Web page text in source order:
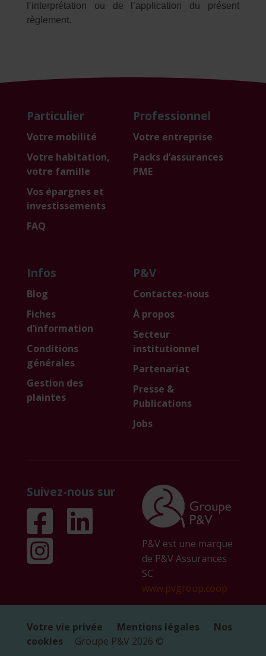
l’interprétation ou de l’application du présent
règlement.
Particulier
Votre mobilité
Votre habitation,
votre famille
Vos épargnes et
investissements
FAQ
Professionnel
Votre entreprise
Packs d’assurances
PME
Infos
Blog
Fiches
d’information
Conditions
générales
Gestion des
plaintes
P&V
Contactez-nous
À propos
Secteur
institutionnel
Partenariat
Presse &
Publications
Jobs
Suivez-nous sur
P&V est une marque
de P&V Assurances
SC
www.pvgroup.coop
Votre vie privée Mentions légales
Nos
cookies
Groupe P&V 2026 ©